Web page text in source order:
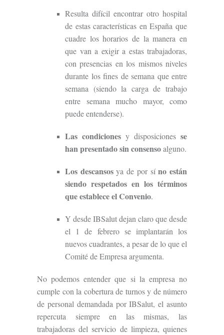
Resulta difícil encontrar otro hospital
de estas características en España que
cuadre los horarios de la manera en
que van a exigir a estas trabajadoras,
con presencias en los mismos niveles
durante los fines de semana que entre
semana (siendo la carga de trabajo
entre semana mucho mayor, como
puede entenderse).
Las condiciones y disposiciones se
han presentado sin consensoalguno.
Los descansosya de por síno están
siendo respetados en los términos
que establece el Convenio.
Y desde IBSalut dejan claro que desde
el 1 de febrero se implantarán los
nuevos cuadrantes, a pesar de lo que el
Comité de Empresa argumenta.
No podemos entender que si la empresa no
cumple con la cobertura de turnos y de número
de personal demandada por IBSalut, el asunto
repercuta siempre en las mismas, las
trabajadoras del servicio de limpieza, quienes